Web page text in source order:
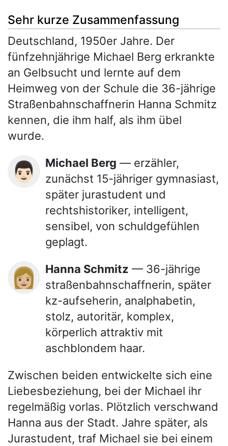
Sehr kurze Zusammenfassung
Deutschland, 1950er Jahre. Der
fünfzehnjährige Michael Berg erkrankte
an Gelbsucht und lernte auf dem
Heimweg von der Schule die 36-jährige
Straßenbahnschaffnerin Hanna Schmitz
kennen, die ihm half, als ihm übel
wurde.
👨🏻 Michael Berg — erzähler,
zunächst 15-jähriger gymnasiast,
später jurastudent und
rechtshistoriker, intelligent,
sensibel, von schuldgefühlen
geplagt.
👩🏼 Hanna Schmitz — 36-jährige
straßenbahnschaffnerin, später
kz-aufseherin, analphabetin,
stolz, autoritär, komplex,
körperlich attraktiv mit
aschblondem haar.
Zwischen beiden entwickelte sich eine
Liebesbeziehung, bei der Michael ihr
regelmäßig vorlas. Plötzlich verschwand
Hanna aus der Stadt. Jahre später, als
Jurastudent, traf Michael sie bei einem